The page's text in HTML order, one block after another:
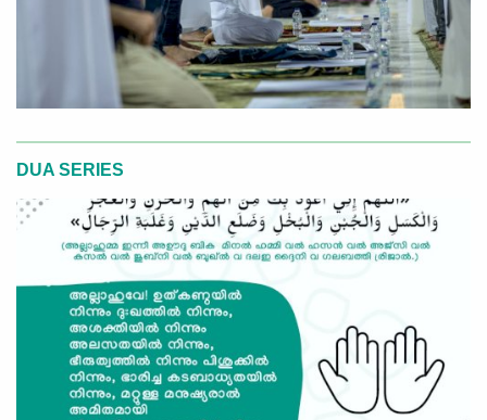
DUA SERIES